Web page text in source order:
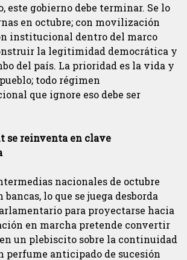
este gobierno debe terminar. Se lo
en octubre; con movilización
institucional dentro del marco
la legitimidad democrática y
del país. La prioridad es la vida y
todo régimen
que ignore eso debe ser
se reinventa en clave
nacionales de octubre
bancas, lo que se juega desborda
para proyectarse hacia
en marcha pretende convertir
un plebiscito sobre la continuidad
perfume anticipado de sucesión